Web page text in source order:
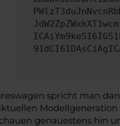
spricht man
genauestens hin